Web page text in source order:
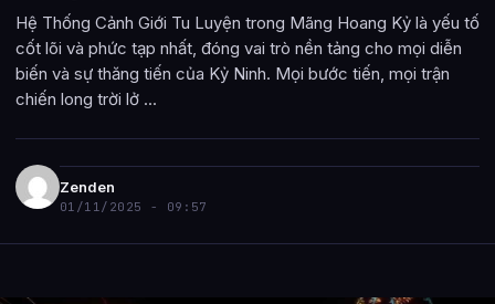
Hệ Thống Cảnh Giới Tu Luyện trong Mãng Hoang Kỷ là yếu tố
cốt lõi và phức tạp nhất, đóng vai trò nền tảng cho mọi diễn
biến và sự thăng tiến của Kỷ Ninh. Mọi bước tiến, mọi trận
chiến long trời lở ...
Zenden
01/11/2025 - 09:57